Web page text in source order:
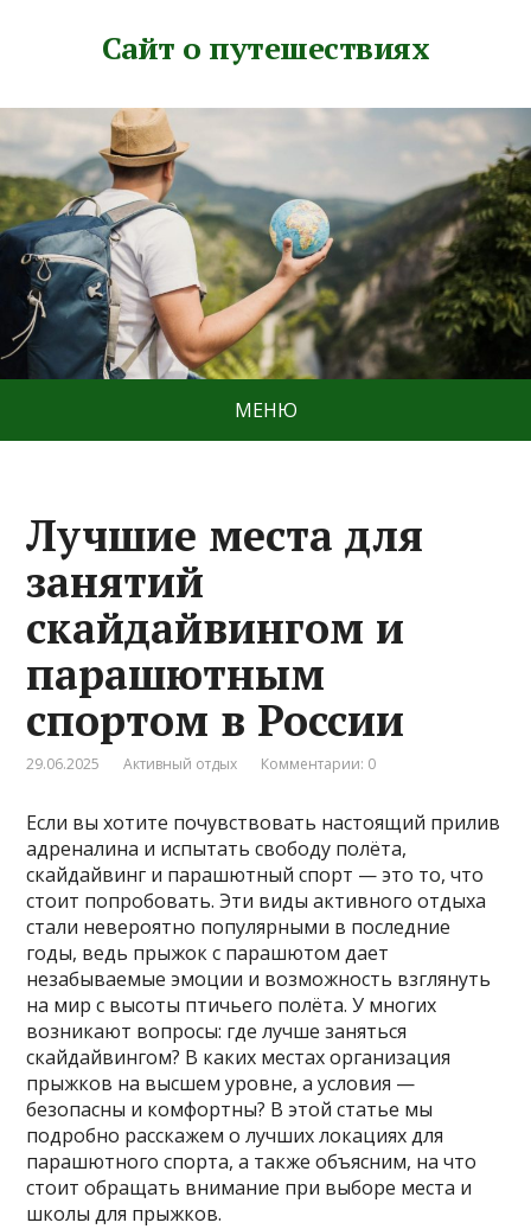
Сайт о путешествиях
МЕНЮ
Лучшие места для
занятий
скайдайвингом и
парашютным
спортом в России
29.06.2025 Активный отдых Комментарии: 0
Если вы хотите почувствовать настоящий прилив
адреналина и испытать свободу полёта,
скайдайвинг и парашютный спорт — это то, что
стоит попробовать. Эти виды активного отдыха
стали невероятно популярными в последние
годы, ведь прыжок с парашютом дает
незабываемые эмоции и возможность взглянуть
на мир с высоты птичьего полёта. У многих
возникают вопросы: где лучше заняться
скайдайвингом? В каких местах организация
прыжков на высшем уровне, а условия —
безопасны и комфортны? В этой статье мы
подробно расскажем о лучших локациях для
парашютного спорта, а также объясним, на что
стоит обращать внимание при выборе места и
школы для прыжков.